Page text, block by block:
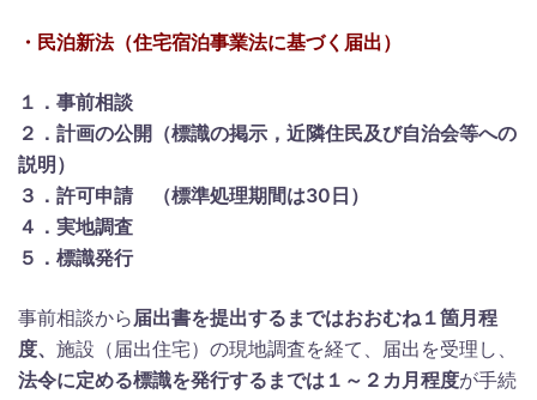
・民泊新法（住宅宿泊事業法に基づく届出）
１．事前相談
２．計画の公開（標識の掲示，近隣住民及び自治会等への
説明）
３．許可申請
（標準処理期間は30日）
４．実地調査
５．標識発行
事前相談から 届出書を提出するまではおおむね１箇月程
度、 施設（届出住宅）の現地調査を経て、届出を受理し、
法令に定める標識を発行するまでは１～２カ月程度が手続